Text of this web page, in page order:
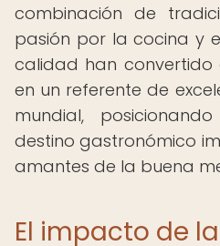
combinación de
pasión por la cocina y
calidad han
en un referente de
mundial,
destino gastronómico
amantes de la buena
El impacto de